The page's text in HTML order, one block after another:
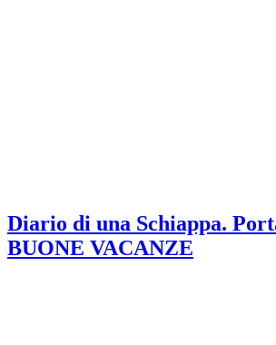
Diario di una Schiappa.
BUONE VACANZE